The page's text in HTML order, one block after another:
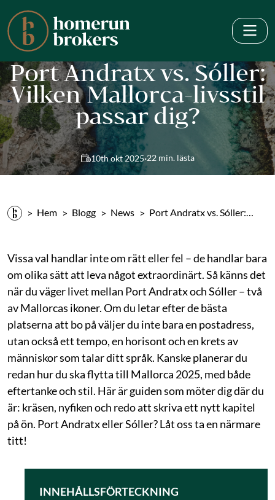
Port Andratx vs. Sóller:
Vilken Mallorca-livsstil
passar dig?
10th okt 2025·22 min. lästa
Hem Blogg News Port Andratx vs. Sóller:…
Vissa val handlar inte om rätt eller fel – de handlar bara
om olika sätt att leva något extraordinärt. Så känns det
när du väger livet mellan Port Andratx och Sóller – två
av Mallorcas ikoner. Om du letar efter de bästa
platserna att bo på väljer du inte bara en postadress,
utan också ett tempo, en horisont och en krets av
människor som talar ditt språk. Kanske planerar du
redan hur du ska flytta till Mallorca 2025, med både
eftertanke och stil. Här är guiden som möter dig där du
är: kräsen, nyfiken och redo att skriva ett nytt kapitel
på ön. Port Andratx eller Sóller? Låt oss ta en närmare
titt!
INNEHÅLLSFÖRTECKNING